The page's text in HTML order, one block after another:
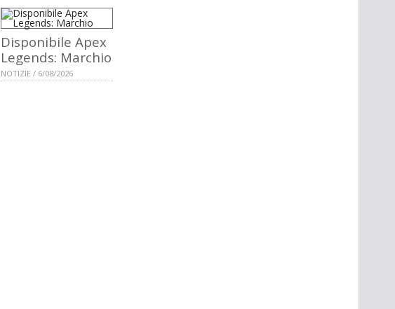
Disponibile Apex
Legends: Marchio
NOTIZIE / 6/08/2026